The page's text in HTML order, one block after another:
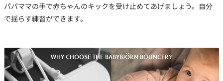
パパママの手で赤ちゃんのキックを受け止めてあげましょう。自分
で揺らす練習ができます。
WHY CHOOSE THE BABYBJÖRN BOUNCER?